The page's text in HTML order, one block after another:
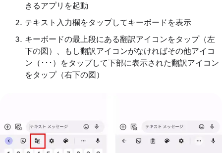
きるアプリを起動
テキスト入力欄をタップしてキーボードを表示
キーボードの最上段にある翻訳アイコンをタップ（左
下の図）、もし翻訳アイコンがなければその他アイコ
ン（･･･）をタップして下部に表示された翻訳アイコン
をタップ（右下の図）